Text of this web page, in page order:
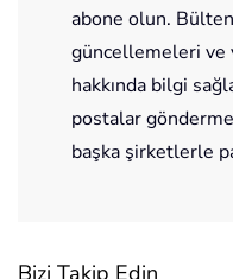
abone olun.
güncellemeleri ve
hakkında bilgi
postalar
başka şirketlerle
Bizi Takip Edin